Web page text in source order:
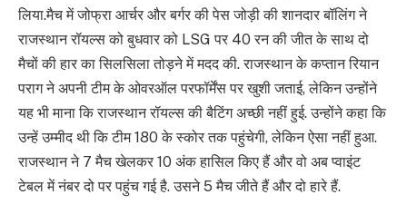
लिया.मैच में जोफ्रा आर्चर और बर्गर की पेस जोड़ी की शानदार बॉलिंग ने
राजस्थान रॉयल्स को बुधवार को LSG पर 40 रन की जीत के साथ दो
मैचों की हार का सिलसिला तोड़ने में मदद की. राजस्थान के कप्तान रियान
पराग ने अपनी टीम के ओवरऑल परफॉर्मेंस पर खुशी जताई, लेकिन उन्होंने
यह भी माना कि राजस्थान रॉयल्स की बैटिंग अच्छी नहीं हुई. उन्होंने कहा कि
उन्हें उम्मीद थी कि टीम 180 के स्कोर तक पहुंचेगी, लेकिन ऐसा नहीं हुआ.
राजस्थान ने 7 मैच खेलकर 10 अंक हासिल किए हैं और वो अब प्वाइंट
टेबल में नंबर दो पर पहुंच गई है. उसने 5 मैच जीते हैं और दो हारे हैं.